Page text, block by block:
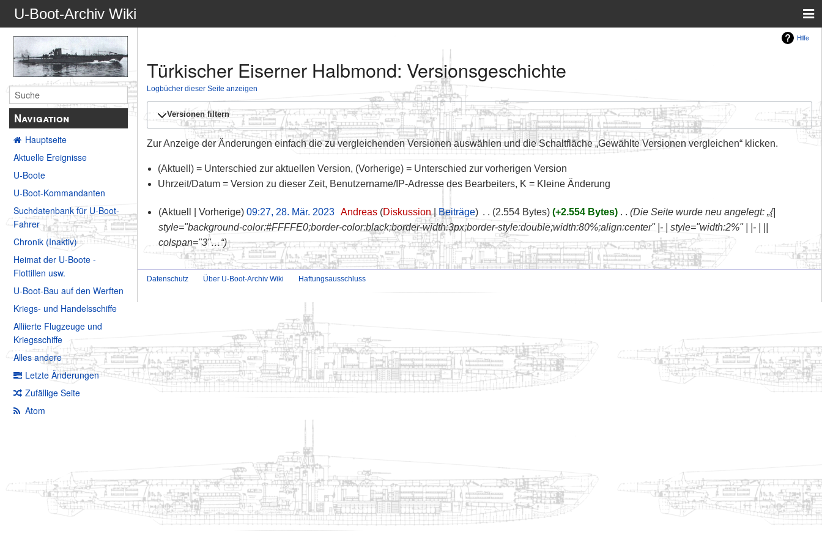
U-Boot-Archiv Wiki
Navigation
Hauptseite
Aktuelle Ereignisse
U-Boote
U-Boot-Kommandanten
Suchdatenbank für U-Boot-
Fahrer
Chronik (Inaktiv)
Heimat der U-Boote -
Flottillen usw.
U-Boot-Bau auf den Werften
Kriegs- und Handelsschiffe
Alliierte Flugzeuge und
Kriegsschiffe
Alles andere
Letzte Änderungen
Zufällige Seite
Atom
Hilfe
Türkischer Eiserner Halbmond: Versionsgeschichte
Logbücher dieser Seite anzeigen
Versionen filtern
Zur Anzeige der Änderungen einfach die zu vergleichenden Versionen auswählen und die Schaltfläche „Gewählte Versionen vergleichen“ klicken.
(Aktuell) = Unterschied zur aktuellen Version, (Vorherige) = Unterschied zur vorherigen Version
Uhrzeit/Datum = Version zu dieser Zeit, Benutzername/IP-Adresse des Bearbeiters, K = Kleine Änderung
Aktuell Vorherige 09:27, 28. Mär. 2023‎ Andreas Diskussion Beiträge 2.554 Bytes +2.554 Bytes
Die Seite wurde neu angelegt: „{|
style="background-color:#FFFFE0;border-color:black;border-width:3px;border-style:double;width:80%;align:center" |- | style="width:2%" | |- | ||
colspan="3"…“
Datenschutz Über U-Boot-Archiv Wiki Haftungsausschluss